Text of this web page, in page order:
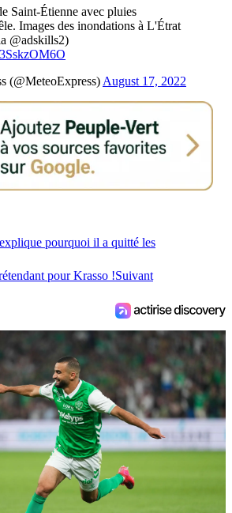
Saint-Étienne avec pluies
Images des inondations à L'Étrat
@adskills2)
(@MeteoExpress) August 17, 2022
pourquoi il a quitté les
pour Krasso !Suivant